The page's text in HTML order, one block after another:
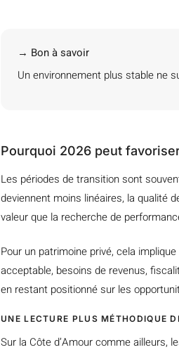
→ Bon à savoir
Un environnement plus stable ne
Pourquoi 2026 peut
Les périodes de transition sont
deviennent moins linéaires, la qualité
valeur que la recherche de
Pour un patrimoine privé, cela
acceptable, besoins de revenus,
en restant positionné sur les
UNE LECTURE PLUS MÉTHODIQUE
Sur la Côte d’Amour comme ailleurs,